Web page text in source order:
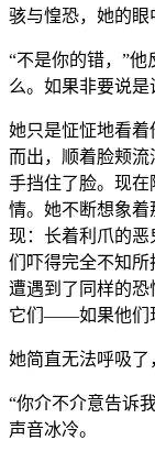
骇与惶恐，她的眼
“不是你的错，”
么。如果非要说
她只是怔怔地看
而出，顺着脸颊
手挡住了脸。现
情。她不断想象着
现：长着利爪的
们吓得完全不知
遭遇到了同样的恐
它们——如果他们
她简直无法呼吸了
“你介不介意告诉
声音冰冷。